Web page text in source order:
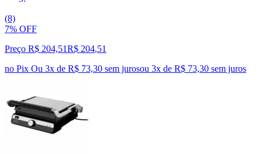
(8)
7% OFF
Preço R$ 204,51R$ 204,51
no Pix Ou 3x de R$ 73,30 sem jurosou 3x de R$ 73,30 sem juros